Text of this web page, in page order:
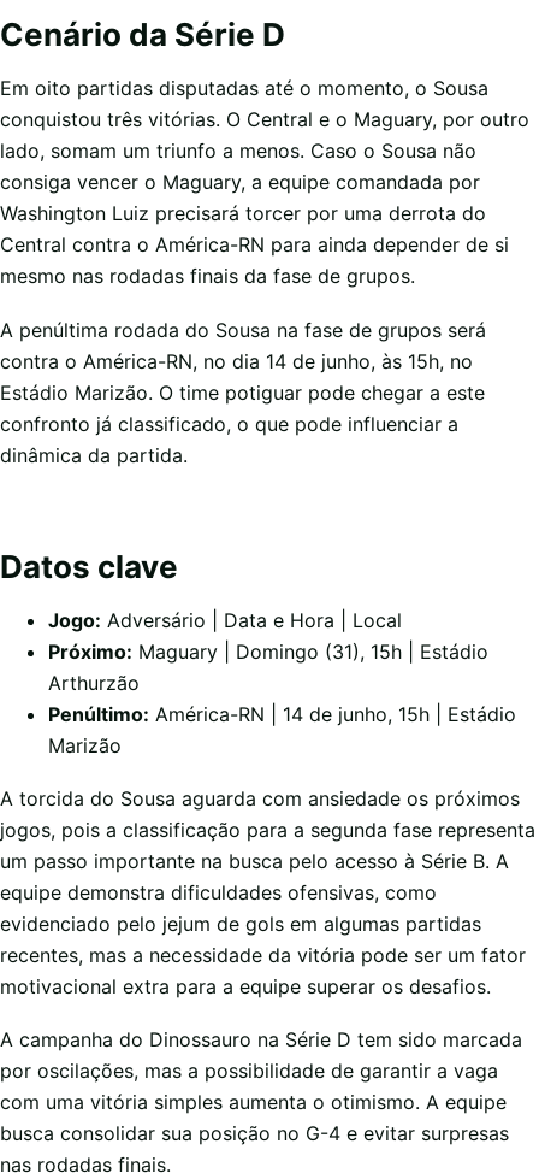
Cenário da Série D
Em oito partidas disputadas até o momento, o Sousa
conquistou três vitórias. O Central e o Maguary, por outro
lado, somam um triunfo a menos. Caso o Sousa não
consiga vencer o Maguary, a equipe comandada por
Washington Luiz precisará torcer por uma derrota do
Central contra o América-RN para ainda depender de si
mesmo nas rodadas finais da fase de grupos.
A penúltima rodada do Sousa na fase de grupos será
contra o América-RN, no dia 14 de junho, às 15h, no
Estádio Marizão. O time potiguar pode chegar a este
confronto já classificado, o que pode influenciar a
dinâmica da partida.
Datos clave
Jogo: Adversário | Data e Hora | Local
Próximo: Maguary | Domingo (31), 15h | Estádio
Arthurzão
Penúltimo: América-RN | 14 de junho, 15h | Estádio
Marizão
A torcida do Sousa aguarda com ansiedade os próximos
jogos, pois a classificação para a segunda fase representa
um passo importante na busca pelo acesso à Série B. A
equipe demonstra dificuldades ofensivas, como
evidenciado pelo jejum de gols em algumas partidas
recentes, mas a necessidade da vitória pode ser um fator
motivacional extra para a equipe superar os desafios.
A campanha do Dinossauro na Série D tem sido marcada
por oscilações, mas a possibilidade de garantir a vaga
com uma vitória simples aumenta o otimismo. A equipe
busca consolidar sua posição no G-4 e evitar surpresas
nas rodadas finais.